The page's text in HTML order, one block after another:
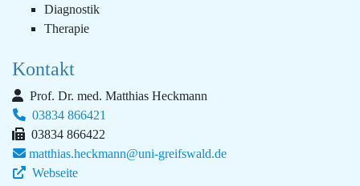
Diagnostik
Therapie
Kontakt
Prof. Dr. med. Matthias Heckmann
03834 866421
03834 866422
matthias.heckmann@uni-greifswald.de
Webseite